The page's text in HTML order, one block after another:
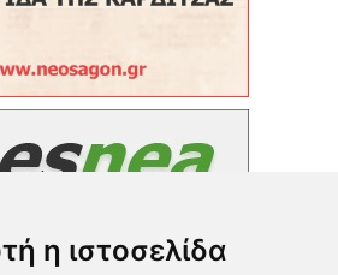
η ιστοσελίδα